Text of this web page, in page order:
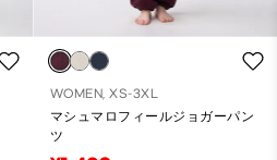
WOMEN, XS-3XL
マシュマロフィールジョガーパン
ツ